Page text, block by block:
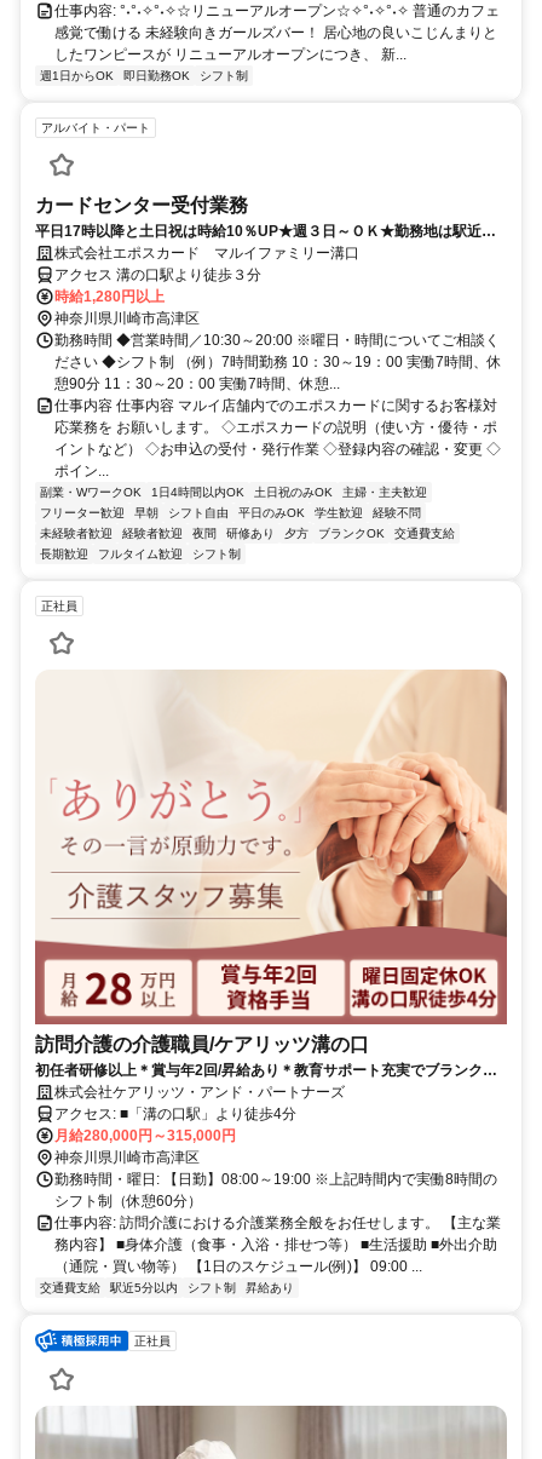
仕事内容: °˖°˖✧°˖✧☆リニューアルオープン☆✧°˖✧°˖✧ 普通のカフェ
感覚で働ける 未経験向きガールズバー！ 居心地の良いこじんまりと
したワンピースが リニューアルオープンにつき、 新...
週1日からOK 即日勤務OK シフト制
アルバイト・パート
カードセンター受付業務
平日17時以降と土日祝は時給10％UP★週３日～ＯＫ★勤務地は駅近の
マルイ店舗内 ★
株式会社エポスカード マルイファミリー溝口
アクセス 溝の口駅より徒歩３分
時給1,280円以上
神奈川県川崎市高津区
勤務時間 ◆営業時間／10:30～20:00 ※曜日・時間についてご相談く
ださい ◆シフト制 （例）7時間勤務 10：30～19：00 実働7時間、休
憩90分 11：30～20：00 実働7時間、休憩...
仕事内容 仕事内容 マルイ店舗内でのエポスカードに関するお客様対
応業務を お願いします。 ◇エポスカードの説明（使い方・優待・ポ
イントなど） ◇お申込の受付・発行作業 ◇登録内容の確認・変更 ◇
ポイン...
副業・WワークOK 1日4時間以内OK 土日祝のみOK
主婦・主夫歓迎
フリーター歓迎
早朝 シフト自由 平日のみOK 学生歓迎
経験不問
未経験者歓迎
経験者歓迎 夜間 研修あり 夕方 ブランクOK
交通費支給
長期歓迎
フルタイム歓迎 シフト制
正社員
訪問介護の介護職員/ケアリッツ溝の口
初任者研修以上＊賞与年2回/昇給あり＊教育サポート充実でブランクが
あっても安心です♪大手ならではの手厚い福利厚生も魅力◎
株式会社ケアリッツ・アンド・パートナーズ
アクセス: ■「溝の口駅」より徒歩4分
月給280,000円～315,000円
神奈川県川崎市高津区
勤務時間・曜日: 【日勤】08:00～19:00 ※上記時間内で実働8時間の
シフト制（休憩60分）
仕事内容: 訪問介護における介護業務全般をお任せします。 【主な業
務内容】 ■身体介護（食事・入浴・排せつ等） ■生活援助 ■外出介助
（通院・買い物等） 【1日のスケジュール(例)】 09:00 ...
交通費支給 駅近5分以内 シフト制 昇給あり
正社員